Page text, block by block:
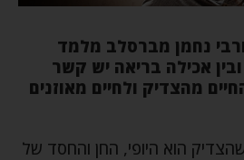
ורבי נחמן מברסלב מלמד
אכילה בריאה יש קשר
מהצדיק ולחיים מאוזנים
הוא היופי, החן והחסד של